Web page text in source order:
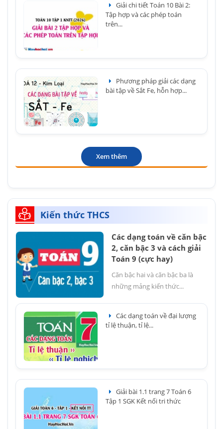
Giải chi tiết Toán 10 Bài 2:
Tập hợp và các phép toán
trên...
Phương pháp giải các dạng
bài tập về Sắt Fe, hỗn hợp...
Xem thêm
Kiến thức THCS
Các dạng toán về căn bậc
2, căn bậc 3 và cách giải
Toán 9 (cực hay)
Căn bậc hai và căn bậc ba là
những mảng kiến thức...
Các dạng toán về đại lượng
tỉ lệ thuận, tỉ lệ...
Giải bài 1.1 trang 7 Toán 6
Tập 1 SGK Kết nối tri thức